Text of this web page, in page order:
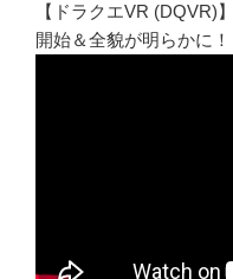
【ドラクエVR (DQVR)
開始＆全貌が明らかに